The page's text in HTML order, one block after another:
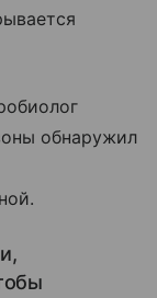
обнаружил